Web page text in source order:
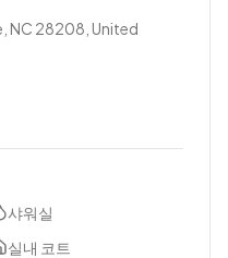
NC 28208, United
샤워실
실내 코트